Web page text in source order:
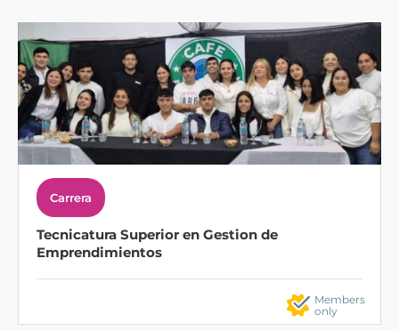
Carrera
Tecnicatura Superior en Gestion de
Emprendimientos
Members
only